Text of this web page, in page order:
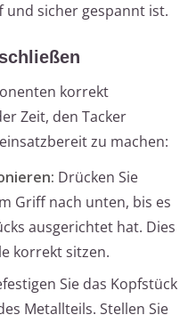
und sicher gespannt ist.
korrekt
Zeit, den Tacker
zu machen:
Drücken Sie
Griff nach unten, bis es
ausgerichtet hat. Dies
korrekt sitzen.
Sie das Kopfstück
Metallteils. Stellen Sie